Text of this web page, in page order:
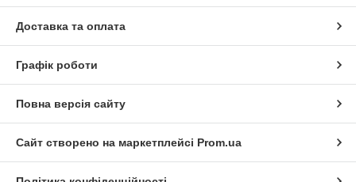
Доставка та оплата
Графік роботи
Повна версія сайту
Сайт створено на маркетплейсі Prom.ua